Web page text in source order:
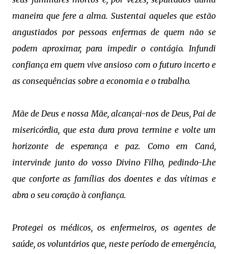
maneira que fere a alma. Sustentai aqueles que estão
angustiados por pessoas enfermas de quem não se
podem aproximar, para impedir o contágio. Infundi
confiança em quem vive ansioso com o futuro incerto e
as consequências sobre a economia e o trabalho.
Mãe de Deus e nossa Mãe, alcançai-nos de Deus, Pai de
misericórdia, que esta dura prova termine e volte um
horizonte de esperança e paz. Como em Caná,
intervinde junto do vosso Divino Filho, pedindo-Lhe
que conforte as famílias dos doentes e das vítimas e
abra o seu coração à confiança.
Protegei os médicos, os enfermeiros, os agentes de
saúde, os voluntários que, neste período de emergência,